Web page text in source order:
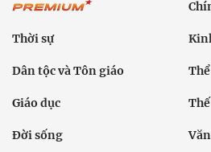
Thời sự
Dân tộc và Tôn giáo
Giáo dục
Đời sống